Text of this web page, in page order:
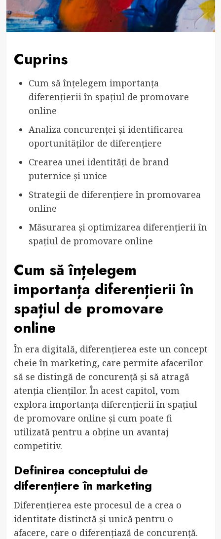
Cuprins
Cum să înțelegem importanța
diferențierii în spațiul de promovare
online
Analiza concurenței și identificarea
oportunităților de diferențiere
Crearea unei identități de brand
puternice și unice
Strategii de diferențiere în promovarea
online
Măsurarea și optimizarea diferențierii în
spațiul de promovare online
Cum să înțelegem
importanța diferențierii în
spațiul de promovare
online
În era digitală, diferențierea este un concept
cheie în marketing, care permite afacerilor
să se distingă de concurență și să atragă
atenția clienților. În acest capitol, vom
explora importanța diferențierii în spațiul
de promovare online și cum poate fi
utilizată pentru a obține un avantaj
competitiv.
Definirea conceptului de
diferențiere în marketing
Diferențierea este procesul de a crea o
identitate distinctă și unică pentru o
afacere, care o diferențiază de concurență.